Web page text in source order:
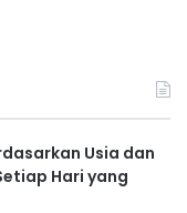
Usia dan
Hari yang